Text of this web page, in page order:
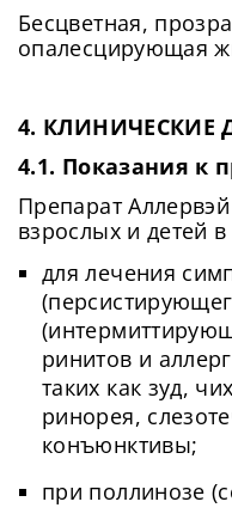
Бесцветная,
опалесцирующая
4. КЛИНИЧЕСКИЕ
4.1. Показания к
Препарат
взрослых и детей в
для лечения
ринитов и
таких как зуд,
ринорея,
конъюнктивы;
при поллинозе